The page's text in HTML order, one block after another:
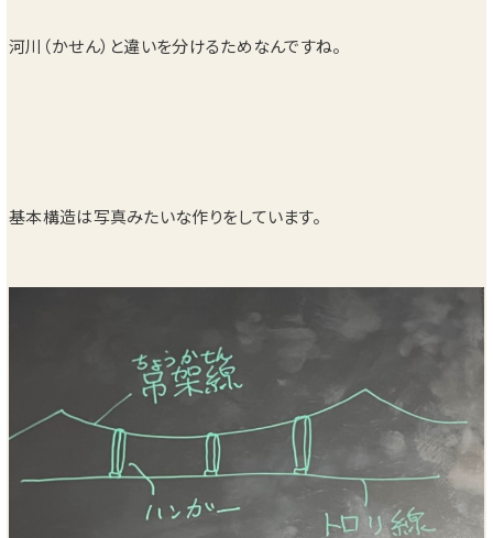
河川（かせん）と違いを分けるためなんですね。
基本構造は写真みたいな作りをしています。